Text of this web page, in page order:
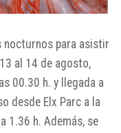
nocturnos para asistir
al 14 de agosto,
00.30 h. y llegada a
desde Elx Parc a la
1.36 h. Además, se